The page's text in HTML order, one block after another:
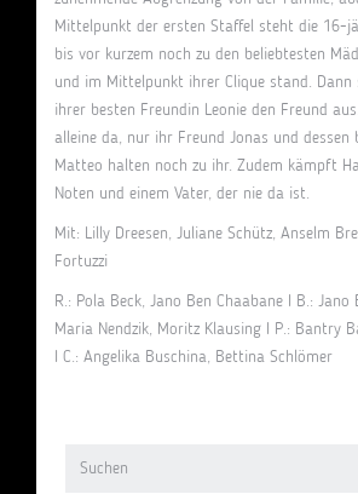
Mittelpunkt der ersten Staffel steht die 16-
bis vor kurzem noch zu den beliebtesten
und im Mittelpunkt ihrer Clique stand. Dann
ihrer besten Freundin Leonie den Freund
alleine da, nur ihr Freund Jonas und dessen
Matteo halten noch zu ihr. Zudem kämpft
Noten und einem Vater, der nie da ist.
Mit: Lilly Dreesen, Juliane Schütz, Anselm
Fortuzzi
R.: Pola Beck, Jano Ben Chaabane I B.: Jano
Maria Nendzik, Moritz Klausing I P.: Bantry
I C.: Angelika Buschina, Bettina Schlömer